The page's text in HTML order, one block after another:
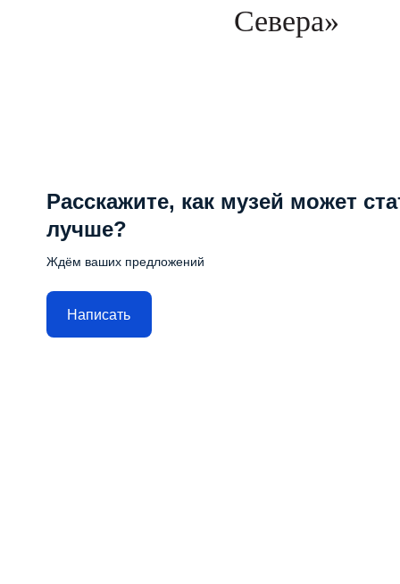
Севера»
Расскажите, как музей может
лучше?
Ждём ваших предложений
Написать